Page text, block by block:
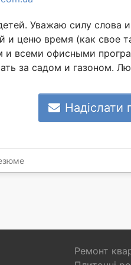
Уважаю силу слова
и ценю время (как свое
и всеми офисными
за садом и газоном.
Надіслати
Ремонт